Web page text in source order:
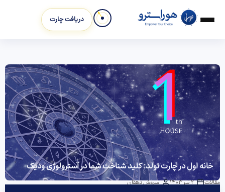
دریافت چارت
خانه اول در چارت تولد: کلید شناخت شما در آسترولوژی ودیک
مقالات 2 تیر 1403 سروش دهقان